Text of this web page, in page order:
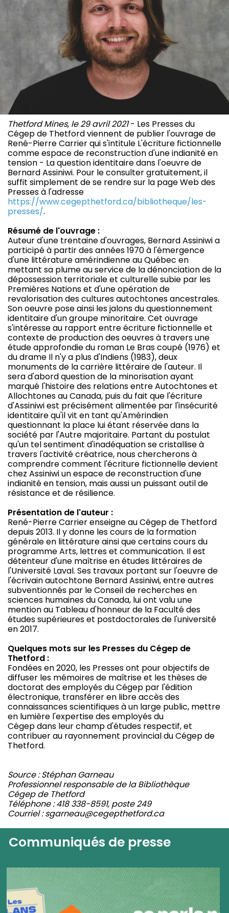
Thetford Mines, le 29 avril 2021- Les Presses du
Cégep de Thetford viennent de publier l'ouvrage de
René-Pierre Carrier qui s'intitule L'écriture fictionnelle
comme espace de reconstruction d'une indianité en
tension - La question identitaire dans l'oeuvre de
Bernard Assiniwi. Pour le consulter gratuitement, il
suffit simplement de se rendre sur la page Web des
Presses à l'adresse
https://www.cegepthetford.ca/bibliotheque/les-
presses/.
Résumé de l'ouvrage :
Auteur d'une trentaine d'ouvrages, Bernard Assiniwi a
participé à partir des années 1970 à l'émergence
d'une littérature amérindienne au Québec en
mettant sa plume au service de la dénonciation de la
dépossession territoriale et culturelle subie par les
Premières Nations et d'une opération de
revalorisation des cultures autochtones ancestrales.
Son oeuvre pose ainsi les jalons du questionnement
identitaire d'un groupe minoritaire. Cet ouvrage
s'intéresse au rapport entre écriture fictionnelle et
contexte de production des oeuvres à travers une
étude approfondie du roman Le Bras coupé (1976) et
du drame Il n'y a plus d'Indiens (1983), deux
monuments de la carrière littéraire de l'auteur. Il
sera d'abord question de la minorisation ayant
marqué l'histoire des relations entre Autochtones et
Allochtones au Canada, puis du fait que l'écriture
d'Assiniwi est précisément alimentée par l'insécurité
identitaire qu'il vit en tant qu'Amérindien
questionnant la place lui étant réservée dans la
société par l'Autre majoritaire. Partant du postulat
qu'un tel sentiment d'inadéquation se cristallise à
travers l'activité créatrice, nous chercherons à
comprendre comment l'écriture fictionnelle devient
chez Assiniwi un espace de reconstruction d'une
indianité en tension, mais aussi un puissant outil de
résistance et de résilience.
Présentation de l'auteur :
René-Pierre Carrier enseigne au Cégep de Thetford
depuis 2013. Il y donne les cours de la formation
générale en littérature ainsi que certains cours du
programme Arts, lettres et communication. Il est
détenteur d'une maîtrise en études littéraires de
l'Université Laval. Ses travaux portant sur l'oeuvre de
l'écrivain autochtone Bernard Assiniwi, entre autres
subventionnés par le Conseil de recherches en
sciences humaines du Canada, lui ont valu une
mention au Tableau d'honneur de la Faculté des
études supérieures et postdoctorales de l'université
en 2017.
Quelques mots sur les Presses du Cégep de
Thetford :
Fondées en 2020, les Presses ont pour objectifs de
diffuser les mémoires de maîtrise et les thèses de
doctorat des employés du Cégep par l'édition
électronique, transférer en libre accès des
connaissances scientifiques à un large public, mettre
en lumière l'expertise des employés du
Cégep dans leur champ d'études respectif, et
contribuer au rayonnement provincial du Cégep de
Thetford.
Source : Stéphan Garneau
Professionnel responsable de la Bibliothèque
Cégep de Thetford
Téléphone : 418 338-8591, poste 249
Courriel : sgarneau@cegepthetford.ca
Communiqués de presse